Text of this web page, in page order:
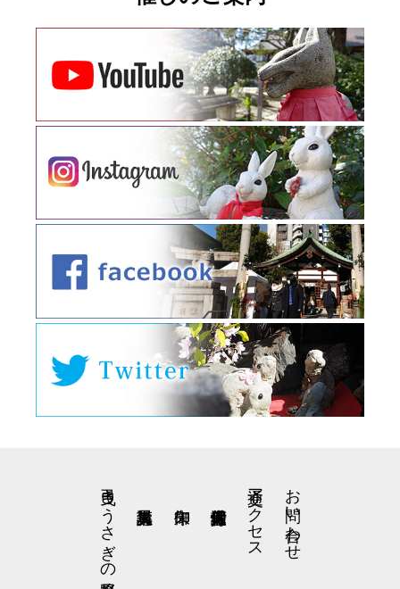
お問い合わせ
交通アクセス
弓曳きうさぎの星野くん